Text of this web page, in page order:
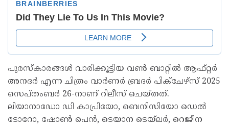
പുരസ്കാരങ്ങൾ വാരിക്കൂട്ടിയ വൺ ബാറ്റിൽ ആഫ്റ്റർ
അനദർ എന്ന ചിത്രം വാർണർ ബ്രദർ പിക്ചേഴ്സ് 2025
സെപ്തംബർ 26-നാണ് റിലീസ് ചെയ്തത്.
ലിയാനാഡോ ഡി കാപ്രിയോ, ബെനിസിയോ ഡെൽ
ടോറോ, ഷോൺ പെൻ, ടെയാന ടെയ്ലർ, റെജീന